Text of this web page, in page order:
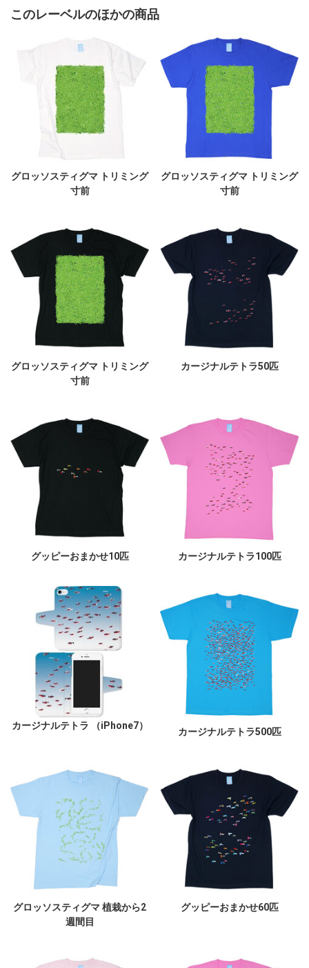
このレーベルのほかの商品
グロッソスティグマ トリミング
寸前
グロッソスティグマ トリミング
寸前
グロッソスティグマ トリミング
寸前
カージナルテトラ50匹
グッピーおまかせ10匹 カージナルテトラ100匹
カージナルテトラ （iPhone7）
カージナルテトラ500匹
グロッソスティグマ 植栽から2
週間目
グッピーおまかせ60匹